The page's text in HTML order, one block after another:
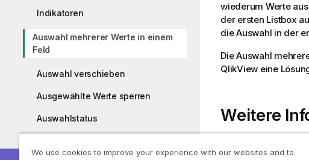
Indikatoren
Auswahl mehrerer Werte in einem
Feld
Auswahl verschieben
Ausgewählte Werte sperren
Auswahlstatus
Objekten
wiederum Werte
der ersten Listbox
die Auswahl in der
Die Auswahl
QlikView eine
Weitere
UND-Modus in
We use cookies to improve your experience with our websites and to